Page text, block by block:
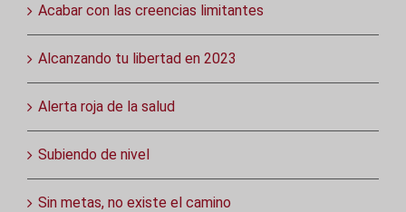
Acabar con las creencias limitantes
Alcanzando tu libertad en 2023
Alerta roja de la salud
Subiendo de nivel
Sin metas, no existe el camino